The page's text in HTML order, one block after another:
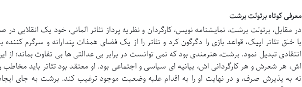
معرفی کوتاه برتولت برشت
در مقابل، برتولت برشت، نمایشنامه نویس، کارگردان و نظریه پرداز تئاتر آلمانی، خود یک انقلابی
با خلق تئاتر اپیک، قواعد بازی را دگرگون کرد و تئاتر را از یک فضای همذات پندارانه و سرگرم کننده
انتقادی تبدیل نمود. برشت، هنرمندی بود که نمی توانست در برابر بی عدالتی ها بی تفاوت بماند؛ از
اش، هر شعرش و هر کارگردانی اش، بیانیه ای سیاسی و اجتماعی بود. او معتقد بود تئاتر باید مخاطب
نه به پذیرش صرف، و در نهایت او را به اقدام علیه وضعیت موجود ترغیب کند. برشت به جای